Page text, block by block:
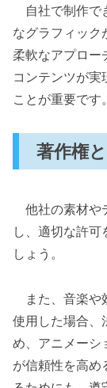
自社で制作で
なグラフィック
柔軟なアプロー
コンテンツが実
ことが重要です。
著作権
他社の素材や
し、適切な許可
しょう。
また、音楽や
使用した場合、
め、アニメーシ
が信頼性を高め